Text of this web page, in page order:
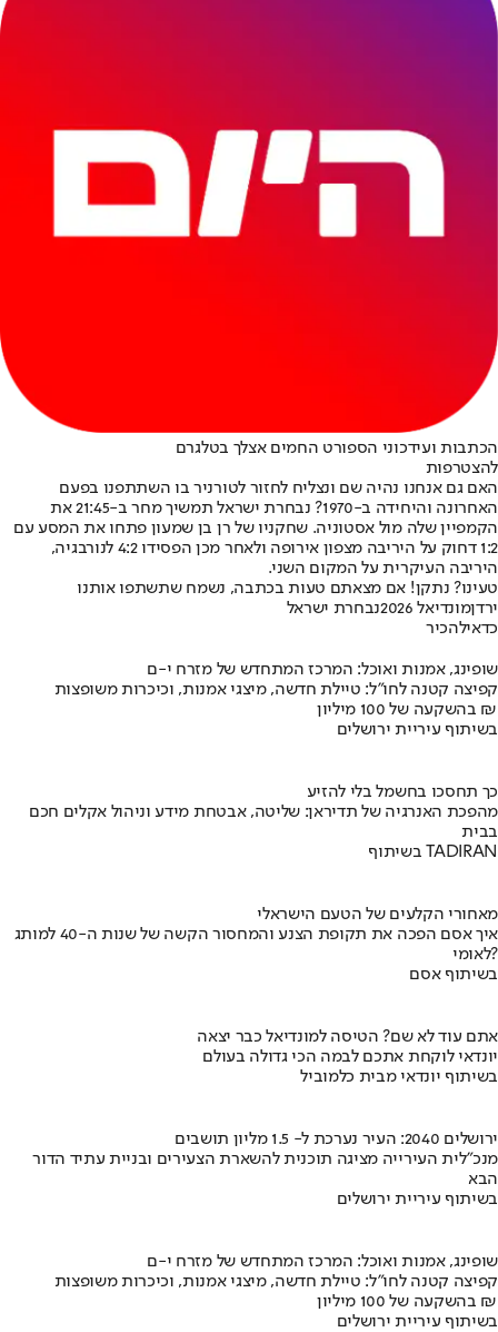
הכתבות ועידכוני הספורט החמים אצלך בטלגרם
להצטרפות
האם גם אנחנו נהיה שם ונצליח לחזור לטורניר בו השתתפנו בפעם
האחרונה והיחידה ב-1970? נבחרת ישראל תמשיך מחר ב-21:45 את
הקמפיין שלה מול אסטוניה. שחקניו של רן בן שמעון פתחו את המסע עם
1:2 דחוק על היריבה מצפון אירופה ולאחר מכן הפסידו 4:2 לנורבגיה,
היריבה העיקרית על המקום השני.
טעינו? נתקן! אם מצאתם טעות בכתבה, נשמח שתשתפו אותנו
ירדןמונדיאל 2026
נבחרת ישראל
כדאילהכיר
שופינג, אמנות ואוכל: המרכז המתחדש של מזרח י-ם
קפיצה קטנה לחו"ל: טיילת חדשה, מיצגי אמנות, וכיכרות משופצות
בהשקעה של 100 מיליון ₪
בשיתוף עיריית ירושלים
כך תחסכו בחשמל בלי להזיע
מהפכת האנרגיה של תדיראן: שליטה, אבטחת מידע וניהול אקלים חכם
בבית
בשיתוף TADIRAN
מאחורי הקלעים של הטעם הישראלי
איך אסם הפכה את תקופת הצנע והמחסור הקשה של שנות ה-40 למותג
לאומי?
בשיתוף אסם
אתם עוד לא שם? הטיסה למונדיאל כבר יצאה
יונדאי לוקחת אתכם לבמה הכי גדולה בעולם
בשיתוף יונדאי מבית כלמוביל
ירושלים 2040: העיר נערכת ל- 1.5 מליון תושבים
מנכ"לית העירייה מציגה תוכנית להשארת הצעירים ובניית עתיד הדור
הבא
בשיתוף עיריית ירושלים
שופינג, אמנות ואוכל: המרכז המתחדש של מזרח י-ם
קפיצה קטנה לחו"ל: טיילת חדשה, מיצגי אמנות, וכיכרות משופצות
בהשקעה של 100 מיליון ₪
בשיתוף עיריית ירושלים